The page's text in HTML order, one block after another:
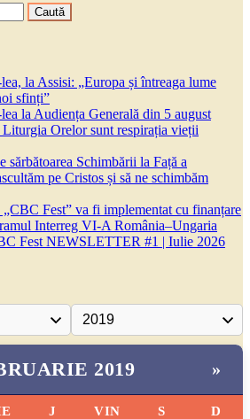
la Assisi: „Europa și întreaga lume
sfinți”
la Audiența Generală din 5 august
Orelor sunt respirația vieții
sărbătoarea Schimbării la Față a
pe Cristos și să ne schimbăm
Fest” va fi implementat cu finanțare
Interreg VI-A România–Ungaria
Fest NEWSLETTER #1 | Iulie 2026
2019 »
J VIN S D